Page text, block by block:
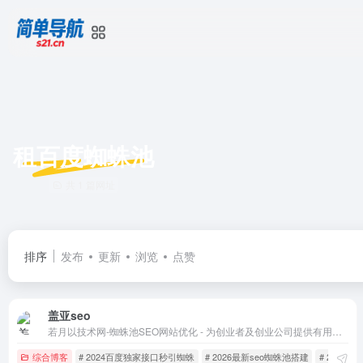
租百度蜘蛛池
排序 发布 更新 浏览 点赞
盖亚seo
综合博客 # 2024百度独家接口秒引蜘蛛 # 2026最新seo蜘蛛池搭建 # 2026蜘蛛